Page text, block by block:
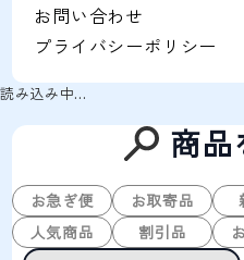
お問い合わせ
プライバシーポリシー
読み込み中…
商品
お急ぎ便 お取寄品
人気商品
割引品